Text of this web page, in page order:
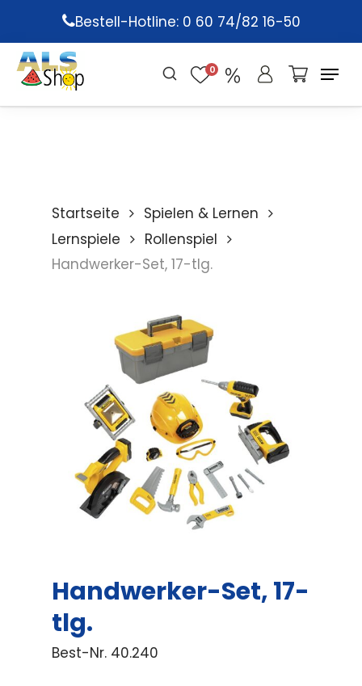
main
content
Bestell-Hotline: 0 60 74/82 16-50
0
Startseite
Spielen & Lernen
Lernspiele
Rollenspiel
Handwerker-Set, 17-tlg.
Handwerker-Set, 17-
tlg.
Best-Nr. 40.240